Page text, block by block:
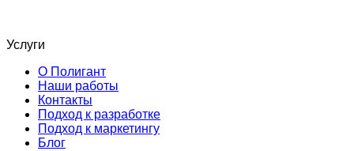
Услуги
О Полигант
Наши работы
Контакты
Подход к разработке
Подход к маркетингу
Блог